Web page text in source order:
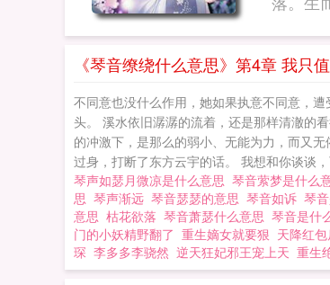
《琴音缭绕什么意思》第4章 我只
不同意也没什么作用，她如果执意不同意，
头。 溪水依旧潺潺的流着，还是那样清澈的
的冲激下，是那么的弱小、无能为力，而又
过身，打断了东方云宇的话。 我想和你谈谈
琴声如瑟月微凉是什么意思 琴音萦梦是什么
思 琴声渐远 琴音瑟瑟的意思 琴音如诉 琴
意思 枯花欲落 琴音萧瑟什么意思 琴音是什
门的小妖精野翻了 重生嫡女就要狠 天降红
琛 李多多李骁然 逆天狂妃邪王宠上天 重生